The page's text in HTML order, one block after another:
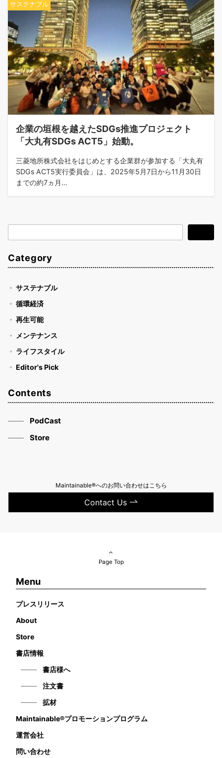
サステナブル
企業の垣根を越えたSDGs推進プロジェクト
「大丸有SDGs ACT5」始動。
三菱地所株式会社をはじめとする企業群が参加する「大丸有
SDGs ACT5実行委員会」は、2025年5月7日から11月30日
までの約7ヵ月…
索
Category
サステナブル
循環経済
再生可能
メンテナンス
ライフスタイル
Editor's Pick
Contents
PodCast
Store
Maintainable®へのお問い合わせはこちら
Contact Us
Page Top
Menu
プレスリリース
About
Store
書店情報
書店様へ
注文書
拡材
Maintainable®プロモーションプログラム
運営会社
問い合わせ